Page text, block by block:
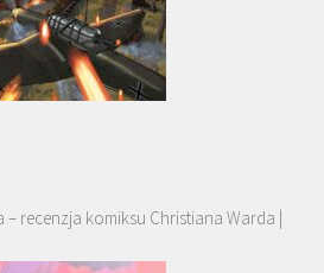
– recenzja komiksu Christiana Warda |